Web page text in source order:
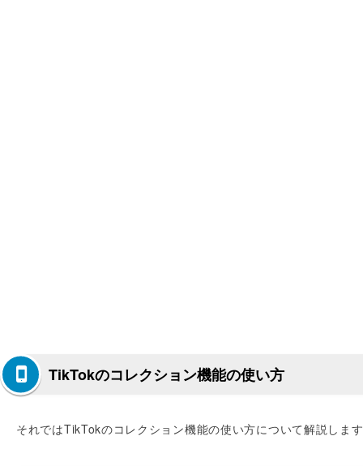
TikTokのコレクション機能の使い方
それではTikTokのコレクション機能の使い方について解説しま